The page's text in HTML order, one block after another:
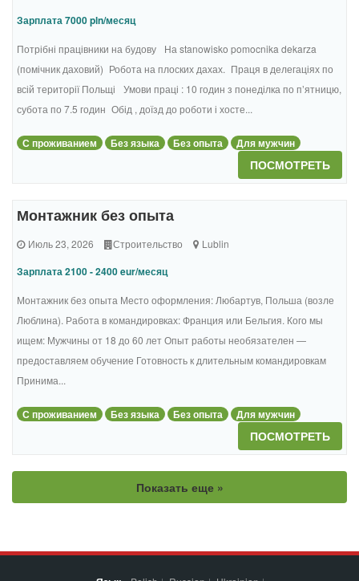
Зарплата 7000 pln/месяц
Потрібні працівники на будову На stanowisko pomocnika dekarza
(помічник даховий) Робота на плоских дахах. Праця в делегаціях по
всій території Польщі Умови праці : 10 годин з понеділка по пʼятницю,
субота по 7.5 годин Обід , доїзд до роботи і хосте...
С проживанием Без языка Без опыта Для мужчин
ПОСМОТРЕТЬ
Монтажник без опыта
Июль 23, 2026 Строительство Lublin
Зарплата 2100 - 2400 eur/месяц
Монтажник без опыта Место оформления: Любартув, Польша (возле
Люблина). Работа в командировках: Франция или Бельгия. Кого мы
ищем: Мужчины от 18 до 60 лет Опыт работы необязателен —
предоставляем обучение Готовность к длительным командировкам
Принима...
С проживанием Без языка Без опыта Для мужчин
ПОСМОТРЕТЬ
Показать еще »